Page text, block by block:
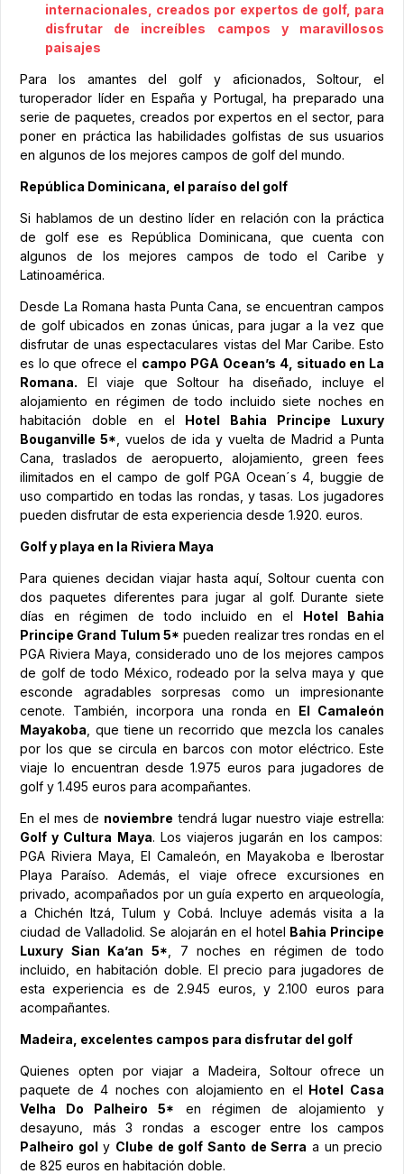
internacionales, creados por expertos de golf, para
disfrutar de increíbles campos y maravillosos
paisajes
Para los amantes del golf y aficionados, Soltour, el
turoperador líder en España y Portugal, ha preparado una
serie de paquetes, creados por expertos en el sector, para
poner en práctica las habilidades golfistas de sus usuarios
en algunos de los mejores campos de golf del mundo.
República Dominicana, el paraíso del golf
Si hablamos de un destino líder en relación con la práctica
de golf ese es República Dominicana, que cuenta con
algunos de los mejores campos de todo el Caribe y
Latinoamérica.
Desde La Romana hasta Punta Cana, se encuentran campos
de golf ubicados en zonas únicas, para jugar a la vez que
disfrutar de unas espectaculares vistas del Mar Caribe. Esto
es lo que ofrece el campo PGA Ocean’s 4, situado en La
Romana. El viaje que Soltour ha diseñado, incluye el
alojamiento en régimen de todo incluido siete noches en
habitación doble en el Hotel Bahia Principe Luxury
Bouganville 5* , vuelos de ida y vuelta de Madrid a Punta
Cana, traslados de aeropuerto, alojamiento, green fees
ilimitados en el campo de golf PGA Ocean´s 4, buggie de
uso compartido en todas las rondas, y tasas. Los jugadores
pueden disfrutar de esta experiencia desde 1.920. euros.
Golf y playa en la Riviera Maya
Para quienes decidan viajar hasta aquí, Soltour cuenta con
dos paquetes diferentes para jugar al golf. Durante siete
días en régimen de todo incluido en el Hotel Bahia
Principe Grand Tulum 5* pueden realizar tres rondas en el
PGA Riviera Maya, considerado uno de los mejores campos
de golf de todo México, rodeado por la selva maya y que
esconde agradables sorpresas como un impresionante
cenote. También, incorpora una ronda en El Camaleón
Mayakoba , que tiene un recorrido que mezcla los canales
por los que se circula en barcos con motor eléctrico. Este
viaje lo encuentran desde 1.975 euros para jugadores de
golf y 1.495 euros para acompañantes.
En el mes de noviembre tendrá lugar nuestro viaje estrella:
Golf y Cultura Maya. Los viajeros jugarán en los campos:
PGA Riviera Maya, El Camaleón, en Mayakoba e Iberostar
Playa Paraíso. Además, el viaje ofrece excursiones en
privado, acompañados por un guía experto en arqueología,
a Chichén Itzá, Tulum y Cobá. Incluye además visita a la
ciudad de Valladolid. Se alojarán en el hotel Bahia Principe
Luxury Sian Ka’an 5* , 7 noches en régimen de todo
incluido, en habitación doble. El precio para jugadores de
esta experiencia es de 2.945 euros, y 2.100 euros para
acompañantes.
Madeira, excelentes campos para disfrutar del golf
Quienes opten por viajar a Madeira, Soltour ofrece un
paquete de 4 noches con alojamiento en el Hotel Casa
Velha Do Palheiro 5* en régimen de alojamiento y
desayuno, más 3 rondas a escoger entre los campos
Palheiro gol y Clube de golf Santo de Serra a un precio
de 825 euros en habitación doble.